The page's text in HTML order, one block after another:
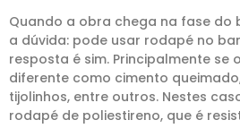
Quando a obra chega na fase do
a dúvida: pode usar rodapé no
resposta é sim. Principalmente se
diferente como cimento
tijolinhos, entre outros. Nestes
rodapé de poliestireno, que é